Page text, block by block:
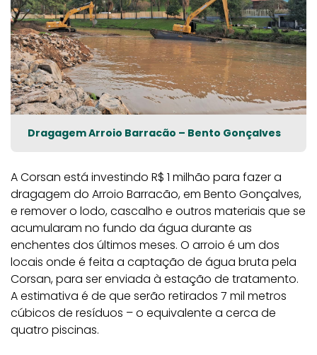
Dragagem Arroio Barracão – Bento Gonçalves
A Corsan está investindo R$ 1 milhão para fazer a
dragagem do Arroio Barracão, em Bento Gonçalves,
e remover o lodo, cascalho e outros materiais que se
acumularam no fundo da água durante as
enchentes dos últimos meses. O arroio é um dos
locais onde é feita a captação de água bruta pela
Corsan, para ser enviada à estação de tratamento.
A estimativa é de que serão retirados 7 mil metros
cúbicos de resíduos – o equivalente a cerca de
quatro piscinas.